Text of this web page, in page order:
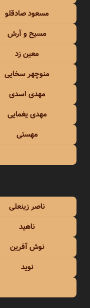
مسعود صادقلو
مسیح و آرش
معین زد
منوچهر سخایی
مهدی اسدی
مهدی یغمایی
مهستی
ناصر زینعلی
ناهید
نوش آفرین
نوید